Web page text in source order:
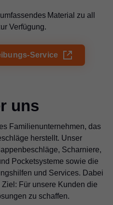
Material zu all
Verfügung.
Service
uns
Familienunternehmen, das
herstellt. Unser
Scharniere,
Pocketsysteme sowie die
und Services. Dabei
Für unsere Kunden die
zu schaffen.